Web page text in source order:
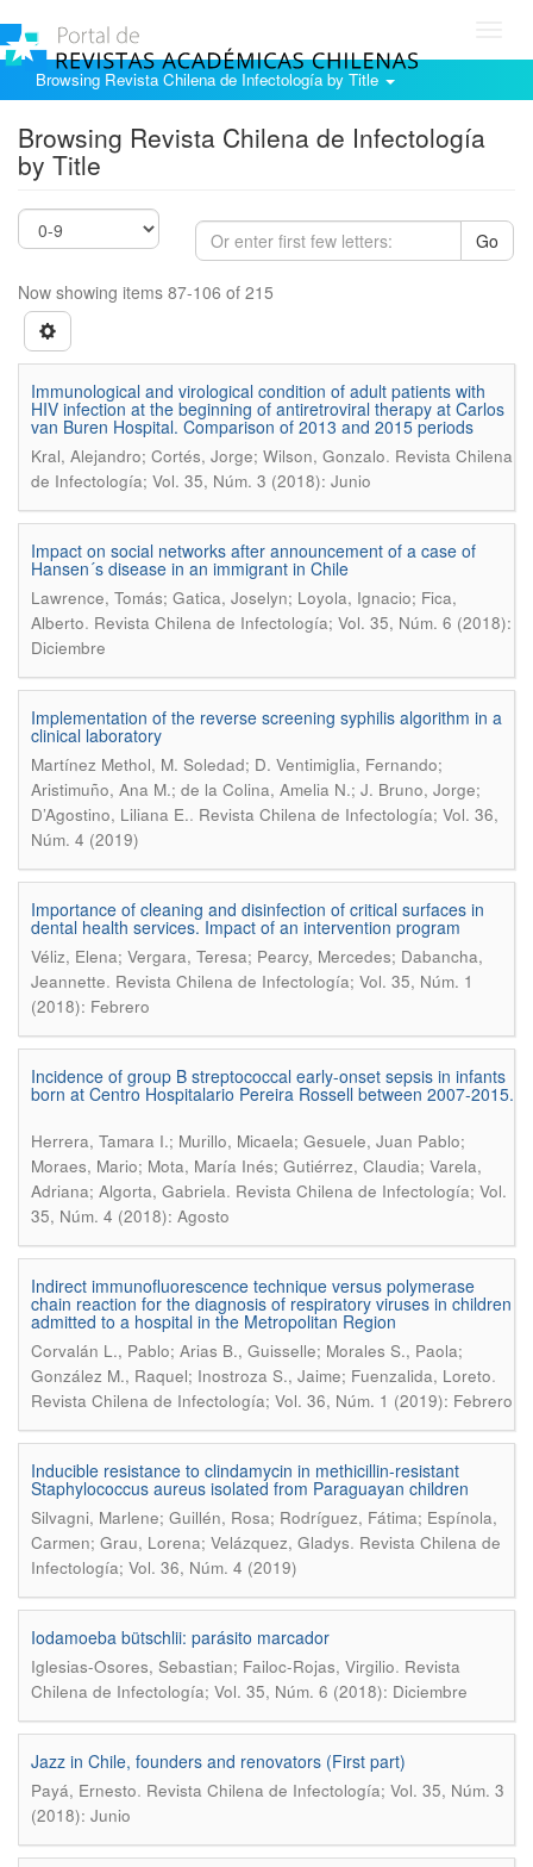
Browsing Revista Chilena de Infectología by Title
Browsing Revista Chilena de Infectología
by Title
Go
Now showing items 87-106 of 215
Immunological and virological condition of adult patients with
HIV infection at the beginning of antiretroviral therapy at Carlos
van Buren Hospital. Comparison of 2013 and 2015 periods
Kral, Alejandro; Cortés, Jorge; Wilson, Gonzalo. Revista Chilena
de Infectología; Vol. 35, Núm. 3 (2018): Junio
Impact on social networks after announcement of a case of
Hansen´s disease in an immigrant in Chile
Lawrence, Tomás; Gatica, Joselyn; Loyola, Ignacio; Fica,
Alberto. Revista Chilena de Infectología; Vol. 35, Núm. 6 (2018):
Diciembre
Implementation of the reverse screening syphilis algorithm in a
clinical laboratory
Martínez Methol, M. Soledad; D. Ventimiglia, Fernando;
Aristimuño, Ana M.; de la Colina, Amelia N.; J. Bruno, Jorge;
D’Agostino, Liliana E.. Revista Chilena de Infectología; Vol. 36,
Núm. 4 (2019)
Importance of cleaning and disinfection of critical surfaces in
dental health services. Impact of an intervention program
Véliz, Elena; Vergara, Teresa; Pearcy, Mercedes; Dabancha,
Jeannette. Revista Chilena de Infectología; Vol. 35, Núm. 1
(2018): Febrero
Incidence of group B streptococcal early-onset sepsis in infants
born at Centro Hospitalario Pereira Rossell between 2007-2015.
Herrera, Tamara I.; Murillo, Micaela; Gesuele, Juan Pablo;
Moraes, Mario; Mota, María Inés; Gutiérrez, Claudia; Varela,
Adriana; Algorta, Gabriela. Revista Chilena de Infectología; Vol.
35, Núm. 4 (2018): Agosto
Indirect immunofluorescence technique versus polymerase
chain reaction for the diagnosis of respiratory viruses in children
admitted to a hospital in the Metropolitan Region
Corvalán L., Pablo; Arias B., Guisselle; Morales S., Paola;
González M., Raquel; Inostroza S., Jaime; Fuenzalida, Loreto.
Revista Chilena de Infectología; Vol. 36, Núm. 1 (2019): Febrero
Inducible resistance to clindamycin in methicillin-resistant
Staphylococcus aureus isolated from Paraguayan children
Silvagni, Marlene; Guillén, Rosa; Rodríguez, Fátima; Espínola,
Carmen; Grau, Lorena; Velázquez, Gladys. Revista Chilena de
Infectología; Vol. 36, Núm. 4 (2019)
Iodamoeba bütschlii: parásito marcador
Iglesias-Osores, Sebastian; Failoc-Rojas, Virgilio. Revista
Chilena de Infectología; Vol. 35, Núm. 6 (2018): Diciembre
Jazz in Chile, founders and renovators (First part)
Payá, Ernesto. Revista Chilena de Infectología; Vol. 35, Núm. 3
(2018): Junio